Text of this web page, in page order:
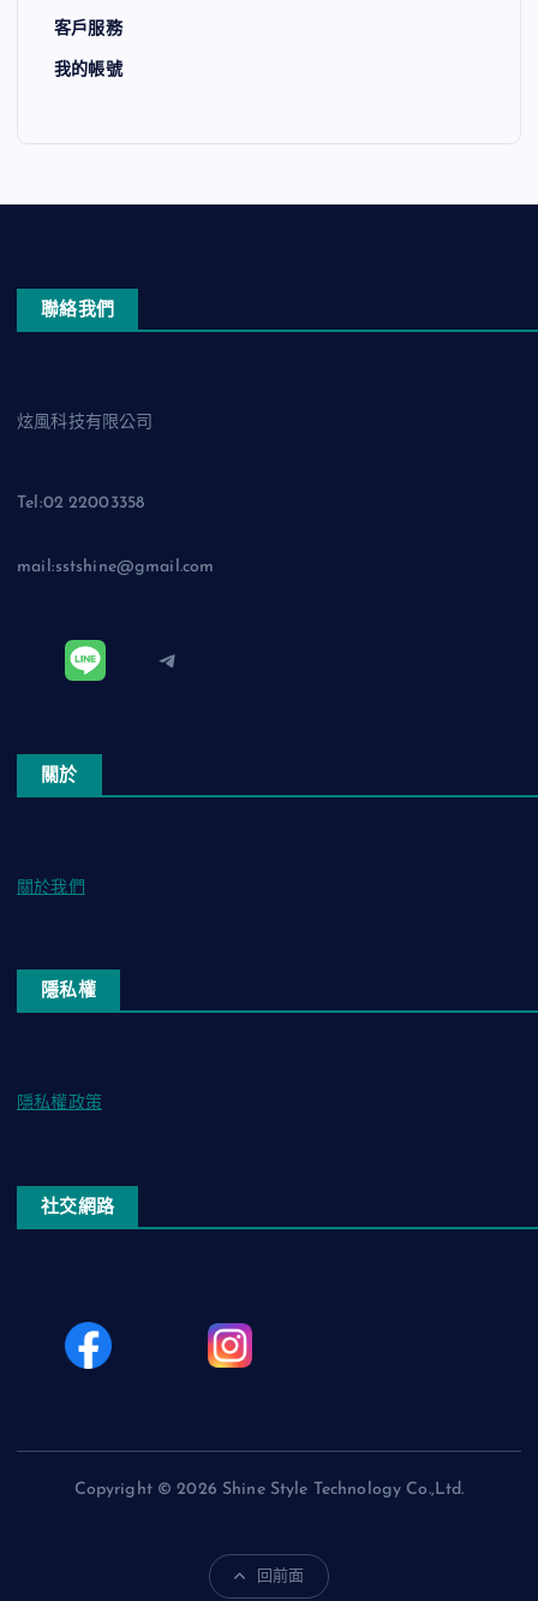
客戶服務
我的帳號
聯絡我們
炫風科技有限公司
Tel:02 22003358
mail:sstshine@gmail.com
Telegram
關於
關於我們
隱私權
隱私權政策
社交網路
Copyright © 2026 Shine Style Technology Co.,Ltd.
回前面